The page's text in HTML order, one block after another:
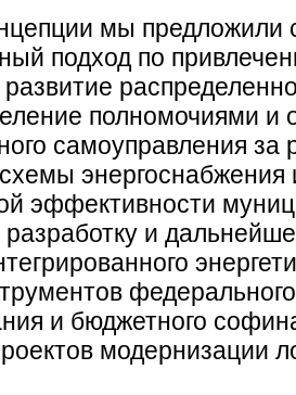
мы предложили
подход по
полномочиями и
самоуправления за
эффективности
и
федерального
и бюджетного
модернизации